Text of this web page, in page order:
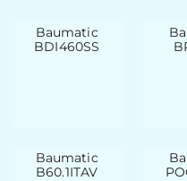
Baumatic
BDI460SS
Baumatic
B60.1ITAV